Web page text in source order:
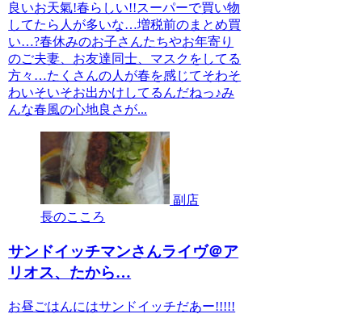
良いお天氣!春らしい!!スーパーで買い物
してたら人が多いな…増税前のまとめ買
い…?春休みのお子さんたちやお年寄り
のご夫妻、お友達同士、マスクをしてる
方々…たくさんの人が春を感じてそわそ
わいそいそお出かけしてるんだねっ♪み
んな春風の心地良さが...
副店
長のこころ
サンドイッチマンさんライヴ＠ア
リオス、たから…
お昼ごはんにはサンドイッチだあー!!!!!